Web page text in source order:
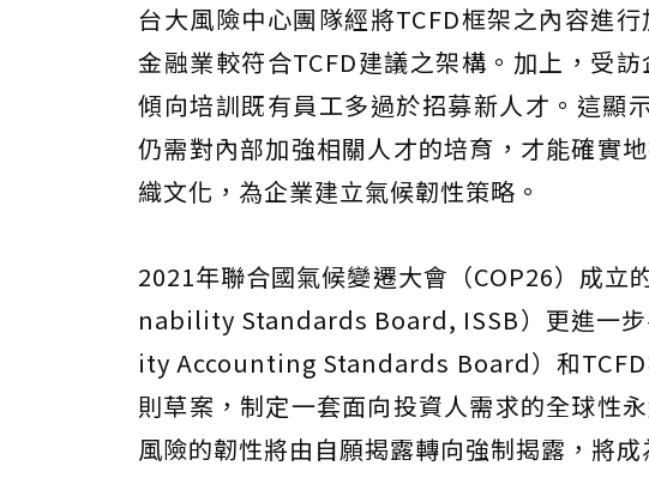
台大風險中心團隊經將TCFD框架之內容進
金融業較符合TCFD建議之架構。加上，受
傾向培訓既有員工多過於招募新人才。這顯
仍需對內部加強相關人才的培育，才能確實
織文化，為企業建立氣候韌性策略。
2021年聯合國氣候變遷大會（COP26）成
nability Standards Board, ISSB）更進一
ity Accounting Standards Board）和TCFD
則草案，制定一套面向投資人需求的全球性
風險的韌性將由自願揭露轉向強制揭露，將成